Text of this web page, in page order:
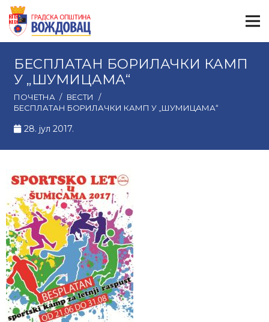
БЕСПЛАТАН БОРИЛАЧКИ КАМП
У „ШУМИЦАМА“
ПОЧЕТНА / ВЕСТИ
/
БЕСПЛАТАН БОРИЛАЧКИ КАМП У „ШУМИЦАМА“
28. јул 2017.